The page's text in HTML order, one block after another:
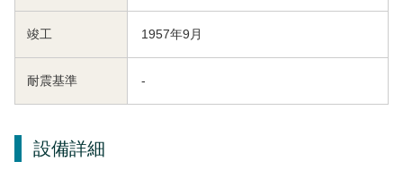
竣工 1957年9月
耐震基準 -
設備詳細